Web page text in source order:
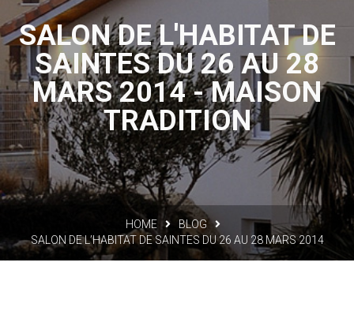
SALON DE L'HABITAT DE
SAINTES DU 26 AU 28
MARS 2014 - MAISON
TRADITION
HOME
BLOG
SALON DE L’HABITAT DE SAINTES DU 26 AU 28 MARS 2014